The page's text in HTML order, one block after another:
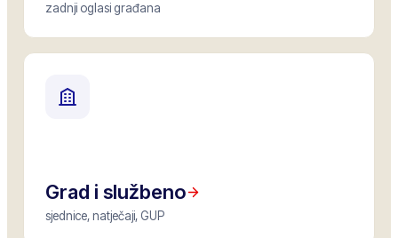
zadnji oglasi građana
Grad i službeno
sjednice, natječaji, GUP